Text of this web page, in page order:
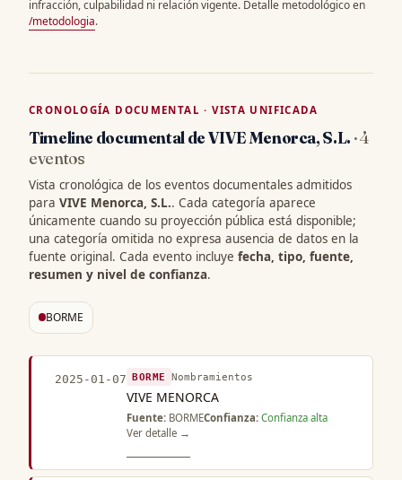
infracción, culpabilidad ni relación vigente. Detalle metodológico en
/metodologia.
CRONOLOGÍA DOCUMENTAL · VISTA UNIFICADA
Timeline documental de VIVE Menorca, S.L. · 4
eventos
Vista cronológica de los eventos documentales admitidos
para VIVE Menorca, S.L.. Cada categoría aparece
únicamente cuando su proyección pública está disponible;
una categoría omitida no expresa ausencia de datos en la
fuente original. Cada evento incluye fecha, tipo, fuente,
resumen y nivel de confianza.
BORME
2025-01-07 BORME Nombramientos
VIVE MENORCA
Fuente: BORMEConfianza: Confianza alta
Ver detalle →